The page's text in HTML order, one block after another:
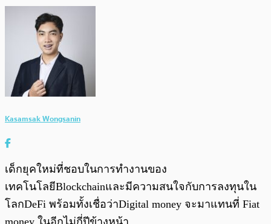
Kasamsak Wongsanin
เด็กยุคใหม่ที่ชอบในการทำงานของ
เทคโนโลยีBlockchainและมีความสนใจกับการลงทุนใน
โลกDeFi พร้อมทั้งเชื่อว่าDigital money จะมาแทนที่ Fiat